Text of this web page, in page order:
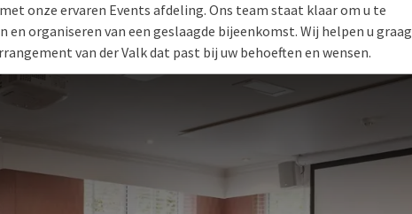
onze ervaren Events afdeling. Ons team staat klaar om u te
organiseren van een geslaagde bijeenkomst. Wij helpen u graag
van der Valk dat past bij uw behoeften en wensen.